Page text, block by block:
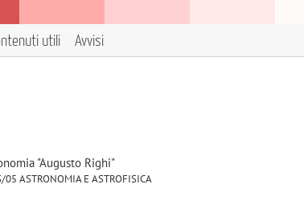
utili Avvisi
"Augusto Righi"
ASTRONOMIA E ASTROFISICA